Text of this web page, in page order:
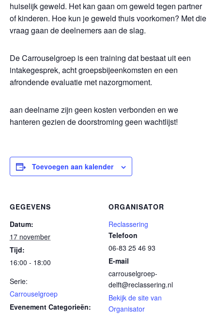
huiselijk geweld. Het kan gaan om geweld tegen partner
of kinderen. Hoe kun je geweld thuis voorkomen? Met die
vraag gaan de deelnemers aan de slag.
De Carrouselgroep is een training dat bestaat uit een
intakegesprek, acht groepsbijeenkomsten en een
afrondende evaluatie met nazorgmoment.
aan deelname zijn geen kosten verbonden en we
hanteren gezien de doorstroming geen wachtlijst!
Toevoegen aan kalender
GEGEVENS
Datum:
17 november
Tijd:
16:00 - 18:00
Serie:
Carrouselgroep
Evenement Categorieën:
ORGANISATOR
Reclassering
Telefoon
06-83 25 46 93
E-mail
carrouselgroep-
delft@reclassering.nl
Bekijk de site van
Organisator